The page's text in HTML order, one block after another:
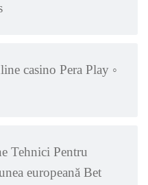
casino Pera Play ◦
Tehnici Pentru
europeană Bet